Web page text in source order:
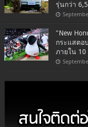
รุ่นกว่า
"New
กระแสตอ
ภายใน 10